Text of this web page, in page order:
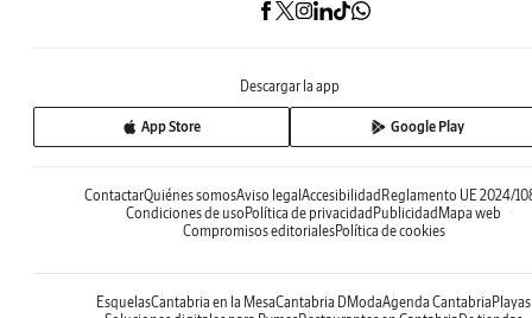
Descargar la app
App Store Google Play
ContactarQuiénes somosAviso legalAccesibilidadReglamento UE 2024/
Condiciones de usoPolítica de privacidadPublicidadMapa web
Compromisos editorialesPolítica de cookies
EsquelasCantabria en la MesaCantabria DModaAgenda CantabriaPlayas